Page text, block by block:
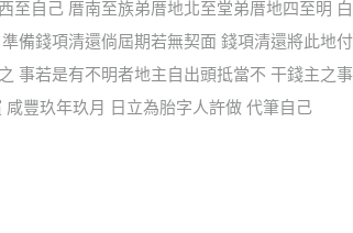
至自己 厝南至族弟厝地北至堂弟厝地四至明
備錢項清還倘屆期若無契面 錢項清還將此地
事若是有不明者地主自出頭抵當不 干錢主之
豐玖年玖月 日立為胎字人許做 代筆自己